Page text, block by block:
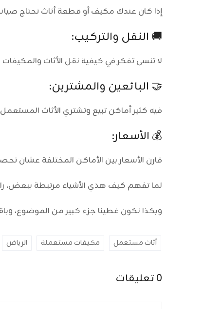
إذا كان عندك مكيف أو قطعة أثاث تحتاج
🚚 النقل والتركيب:
لا تنسى تفكر في كيفية نقل الأثاث
🤝 البائعين والمشترين:
فيه كثير أماكن تبيع وتشتري الأثاث
💰 الأسعار:
قارن الأسعار بين الأماكن المختلفة عشان
لما تفهم كيف هذي الأشياء مرتبطة ببعض،
وبكذا نكون غطينا جزء كبير من الموضوع،
أثاث مستعمل مكيفات مستعملة الرياض
0 تعليقات